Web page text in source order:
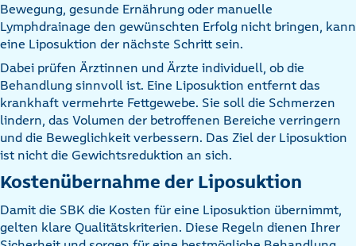
Bewegung, gesunde Ernährung oder manuelle
Lymphdrainage den gewünschten Erfolg nicht bringen, kann
eine Liposuktion der nächste Schritt sein.
Dabei prüfen Ärztinnen und Ärzte individuell, ob die
Behandlung sinnvoll ist. Eine Liposuktion entfernt das
krankhaft vermehrte Fettgewebe. Sie soll die Schmerzen
lindern, das Volumen der betroffenen Bereiche verringern
und die Beweglichkeit verbessern. Das Ziel der Liposuktion
ist nicht die Gewichtsreduktion an sich.
Kostenübernahme der Liposuktion
Damit die SBK die Kosten für eine Liposuktion übernimmt,
gelten klare Qualitätskriterien. Diese Regeln dienen Ihrer